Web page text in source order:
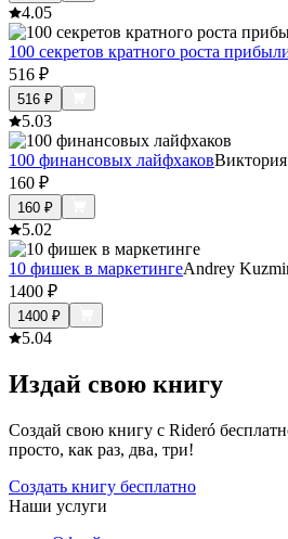
4.05
100 секретов кратного роста
516 ₽
516 ₽
5.03
100 финансовых лайфхаков
160 ₽
160 ₽
5.02
10 фишек в маркетингеAndrey
1400 ₽
1400 ₽
5.04
Издай свою книгу
Создай свою книгу с Rideró
просто, как раз, два, три!
Создать книгу бесплатно
Наши услуги